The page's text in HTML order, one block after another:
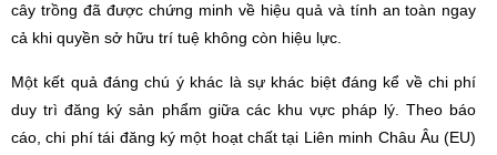
cây trồng đã được chứng minh về hiệu quả và tính an toàn ngay
cả khi quyền sở hữu trí tuệ không còn hiệu lực.
Một kết quả đáng chú ý khác là sự khác biệt đáng kể về chi phí
duy trì đăng ký sản phẩm giữa các khu vực pháp lý. Theo báo
cáo, chi phí tái đăng ký một hoạt chất tại Liên minh Châu Âu (EU)